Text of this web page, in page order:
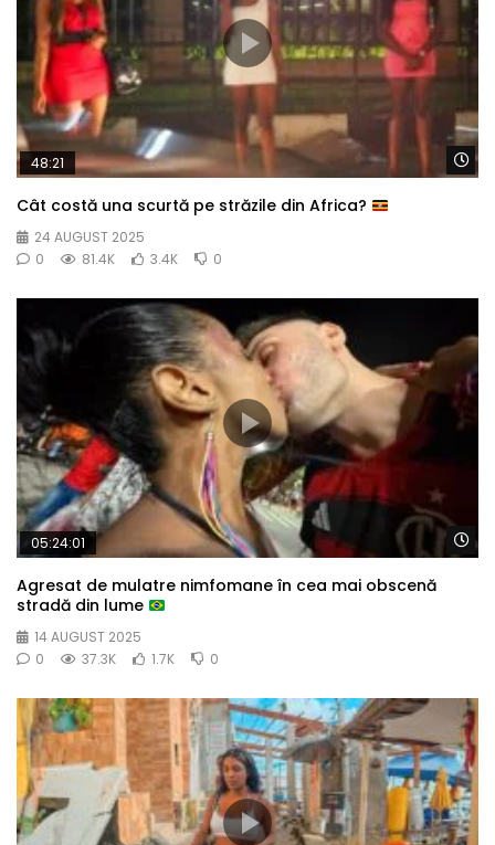
48:21
Cât costă una scurtă pe străzile din Africa?
24 AUGUST 2025
0
81.4K 3.4K 0
05:24:01
Agresat de mulatre nimfomane în cea mai obscenă
stradă din lume
14 AUGUST 2025
0
37.3K 1.7K 0